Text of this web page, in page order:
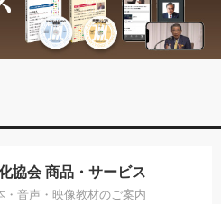
協会 商品・サービス
・音声・映像教材のご案内